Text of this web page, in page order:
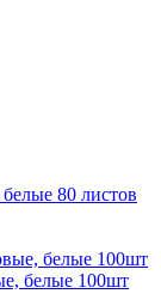
80 листов
белые 100шт